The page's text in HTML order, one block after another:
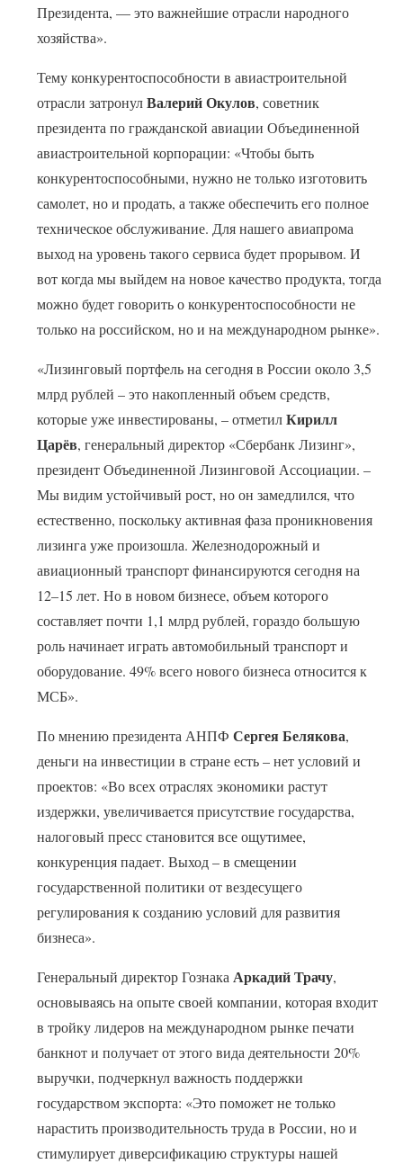
Президента, — это важнейшие отрасли народного
хозяйства».
Тему конкурентоспособности в авиастроительной
отрасли затронулВалерий Окулов, советник
президента по гражданской авиации Объединенной
авиастроительной корпорации: «Чтобы быть
конкурентоспособными, нужно не только изготовить
самолет, но и продать, а также обеспечить его полное
техническое обслуживание. Для нашего авиапрома
выход на уровень такого сервиса будет прорывом. И
вот когда мы выйдем на новое качество продукта, тогда
можно будет говорить о конкурентоспособности не
только на российском, но и на международном рынке».
«Лизинговый портфель на сегодня в России около 3,5
млрд рублей – это накопленный объем средств,
которые уже инвестированы, – отметилКирилл
Царёв, генеральный директор «Сбербанк Лизинг»,
президент Объединенной Лизинговой Ассоциации. –
Мы видим устойчивый рост, но он замедлился, что
естественно, поскольку активная фаза проникновения
лизинга уже произошла. Железнодорожный и
авиационный транспорт финансируются сегодня на
12–15 лет. Но в новом бизнесе, объем которого
составляет почти 1,1 млрд рублей, гораздо большую
роль начинает играть автомобильный транспорт и
оборудование. 49% всего нового бизнеса относится к
МСБ».
По мнению президента АНПФ Сергея Белякова,
деньги на инвестиции в стране есть – нет условий и
проектов: «Во всех отраслях экономики растут
издержки, увеличивается присутствие государства,
налоговый пресс становится все ощутимее,
конкуренция падает. Выход – в смещении
государственной политики от вездесущего
регулирования к созданию условий для развития
бизнеса».
Генеральный директор ГознакаАркадий Трачу,
основываясь на опыте своей компании, которая входит
в тройку лидеров на международном рынке печати
банкнот и получает от этого вида деятельности 20%
выручки, подчеркнул важность поддержки
государством экспорта: «Это поможет не только
нарастить производительность труда в России, но и
стимулирует диверсификацию структуры нашей